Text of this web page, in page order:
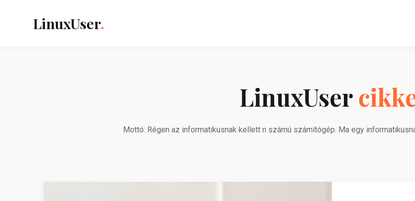
LinuxUser.
LinuxUser
Mottó: Régen az informatikusnak kellett n számú számítógép. Ma egy